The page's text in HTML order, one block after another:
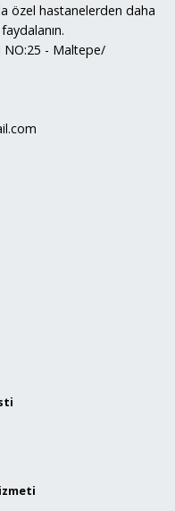
özel hastanelerden daha
NO:25 - Maltepe/